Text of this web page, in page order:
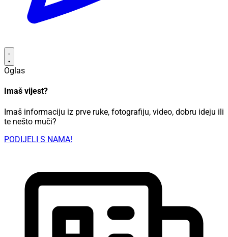
Oglas
Imaš vijest?
Imaš informaciju iz prve ruke, fotografiju, video, dobru ideju ili
te nešto muči?
PODIJELI S NAMA!